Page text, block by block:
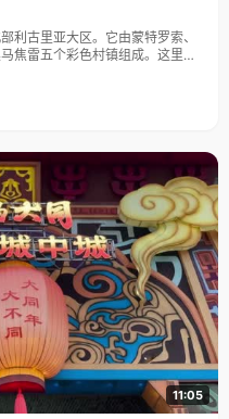
利古里亚大区。它由蒙特罗索、
焦雷五个彩色村镇组成。这里依
文化遗产。
11:05